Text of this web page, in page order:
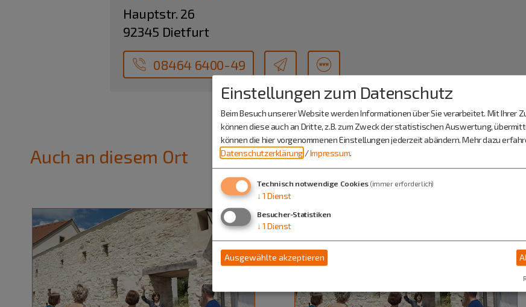
Hauptstr. 26
92345 Dietfurt
08464 6400-49
Auch an diesem Ort
Einstellungen zum Datenschutz
Beim Besuch unserer Website werden Informationen über Sie verarbeitet. Mit Ihrer
können diese auch an Dritte, z.B. zum Zweck der statistischen Auswertung,
können die hier vorgenommenen Einstellungen jederzeit abändern. Mehr dazu
Datenschutzerklärung /Impressum.
Technisch notwendige Cookies (immer erforderlich)
↓ 1 Dienst
Besucher-Statistiken
↓ 1 Dienst
Ausgewählte akzeptieren